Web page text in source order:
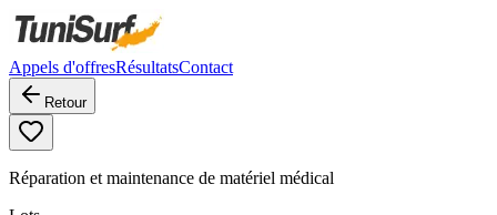
Appels d'offresRésultatsContact
Retour
Réparation et maintenance de matériel médical